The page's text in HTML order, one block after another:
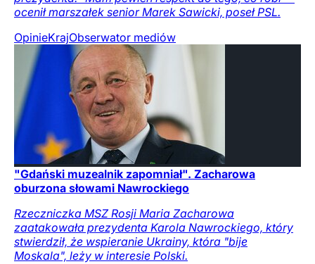
ocenił marszałek senior Marek Sawicki, poseł PSL.
OpinieKrajObserwator mediów
"Gdański muzealnik zapomniał". Zacharowa
oburzona słowami Nawrockiego
Rzeczniczka MSZ Rosji Maria Zacharowa
zaatakowała prezydenta Karola Nawrockiego, który
stwierdził, że wspieranie Ukrainy, która "bije
Moskala", leży w interesie Polski.